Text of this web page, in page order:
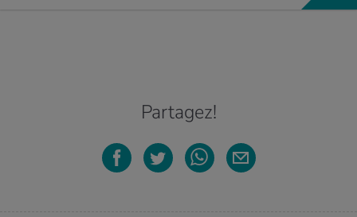
traite au moyen d’antibiotiques. Environ 24 heures après le début
Bonjour Jasmine, en cas de vomissements, dix milligrammes de
gouttes de gingembre soulageront les enfants. Pour les tout-petits
qui sont très sensibles au mal des transports, il existe des
suppositoires qui préviennent les nausées et apaisent les
symptômes. Même s’ils peuvent être obtenus sans ordonnance en
Partagez!